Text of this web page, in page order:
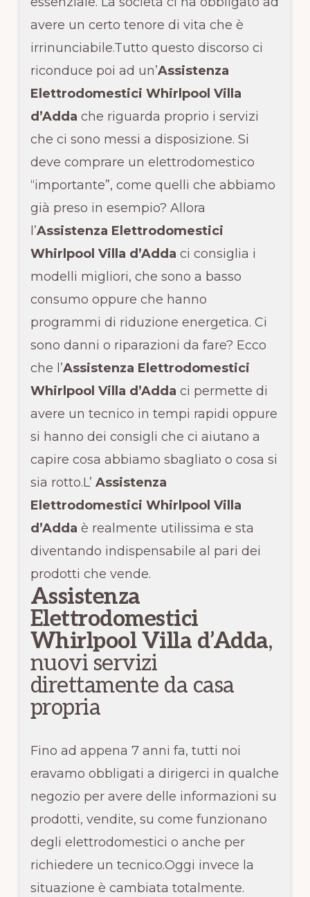
avere un certo tenore di vita che è
irrinunciabile.Tutto questo discorso ci
riconduce poi ad un’Assistenza
Elettrodomestici Whirlpool Villa
d’Adda che riguarda proprio i servizi
che ci sono messi a disposizione. Si
deve comprare un elettrodomestico
“importante”, come quelli che abbiamo
già preso in esempio? Allora
l’Assistenza Elettrodomestici
Whirlpool Villa d’Adda ci consiglia i
modelli migliori, che sono a basso
consumo oppure che hanno
programmi di riduzione energetica. Ci
sono danni o riparazioni da fare? Ecco
che l’Assistenza Elettrodomestici
Whirlpool Villa d’Adda ci permette di
avere un tecnico in tempi rapidi oppure
si hanno dei consigli che ci aiutano a
capire cosa abbiamo sbagliato o cosa si
sia rotto.L’ Assistenza
Elettrodomestici Whirlpool Villa
d’Adda è realmente utilissima e sta
diventando indispensabile al pari dei
prodotti che vende.
Assistenza
Elettrodomestici
Whirlpool Villa d’Adda,
nuovi servizi
direttamente da casa
propria
Fino ad appena 7 anni fa, tutti noi
eravamo obbligati a dirigerci in qualche
negozio per avere delle informazioni su
prodotti, vendite, su come funzionano
degli elettrodomestici o anche per
richiedere un tecnico.Oggi invece la
situazione è cambiata totalmente.